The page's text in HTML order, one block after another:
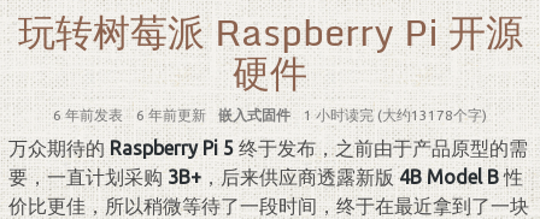
6 年前发表 6 年前更新 嵌入式固件 1 小时读完 (大约13178个字)
玩转树莓派 Raspberry Pi 开源
硬件
万众期待的 Raspberry Pi 5 终于发布，之前由于产品原型的需
要，一直计划采购3B+，后来供应商透露新版4B Model B性
价比更佳，所以稍微等待了一段时间，终于在最近拿到了一块